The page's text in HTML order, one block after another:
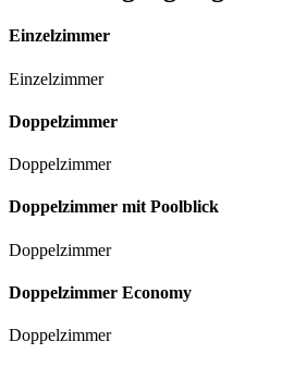
Einzelzimmer
Einzelzimmer
Doppelzimmer
Doppelzimmer
Doppelzimmer mit Poolblick
Doppelzimmer
Doppelzimmer Economy
Doppelzimmer